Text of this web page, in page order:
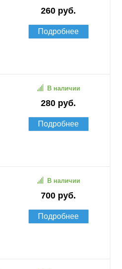
260 руб.
Подробнее
280 руб.
В наличии
Подробнее
700 руб.
В наличии
Подробнее